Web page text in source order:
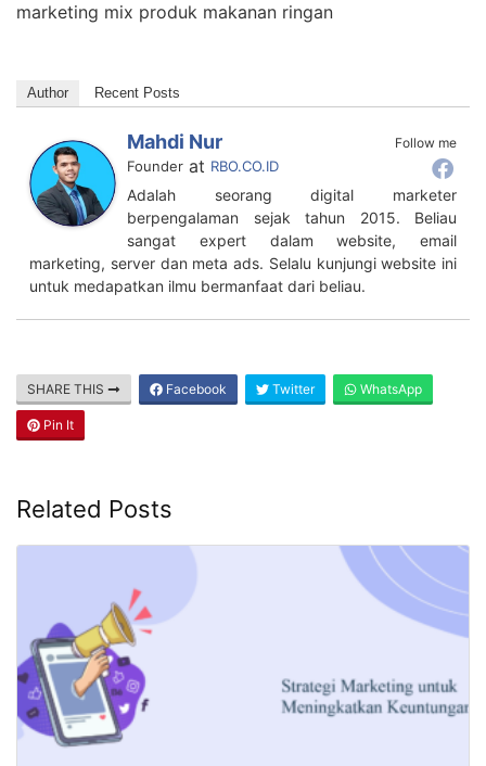
marketing mix produk makanan ringan
Author Recent Posts
Follow me
Mahdi Nur
Founder at RBO.CO.ID
Adalah seorang digital marketer
berpengalaman sejak tahun 2015. Beliau
sangat expert dalam website, email
marketing, server dan meta ads. Selalu kunjungi website ini
untuk medapatkan ilmu bermanfaat dari beliau.
SHARE THIS Facebook Twitter WhatsApp
Pin It
Related Posts